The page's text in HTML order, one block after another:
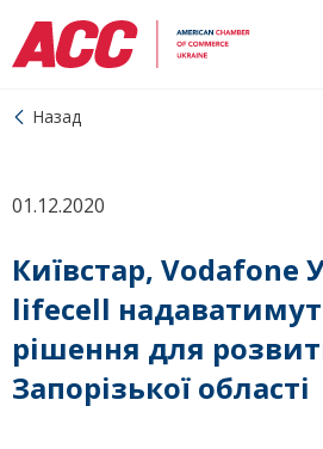
Назад
01.12.2020
Київстар, Vodafone
lifecell
рішення для
Запорізької області